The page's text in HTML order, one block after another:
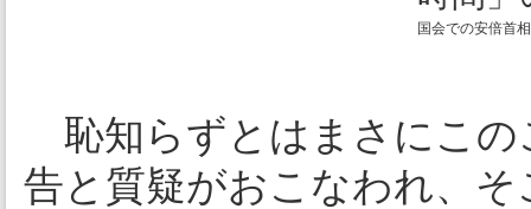
国会での安倍首
恥知らずとはまさにこの
告と質疑がおこなわれ、そ